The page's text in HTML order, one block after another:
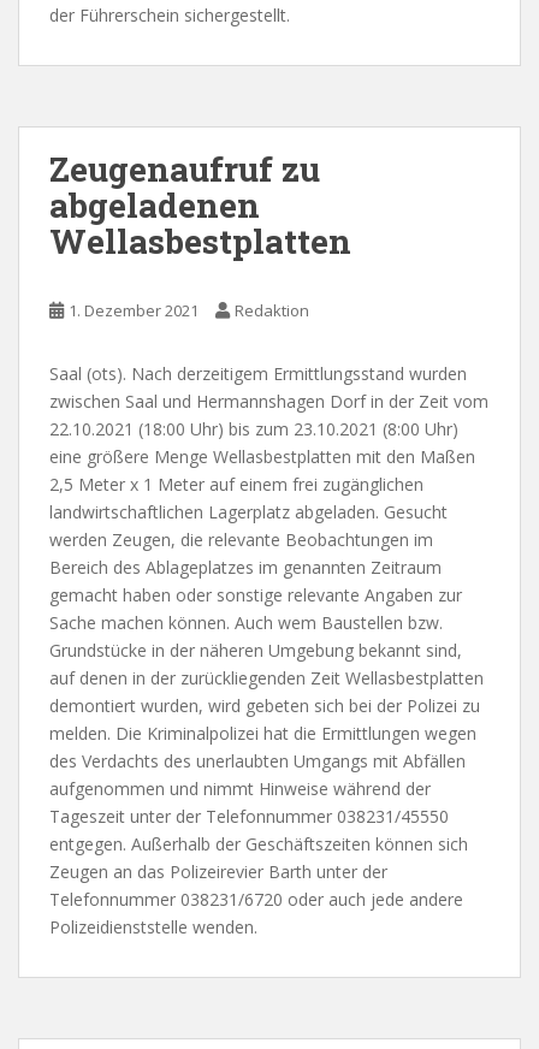
der Führerschein sichergestellt.
Zeugenaufruf zu
abgeladenen
Wellasbestplatten
1. Dezember 2021 Redaktion
Saal (ots). Nach derzeitigem Ermittlungsstand wurden
zwischen Saal und Hermannshagen Dorf in der Zeit vom
22.10.2021 (18:00 Uhr) bis zum 23.10.2021 (8:00 Uhr)
eine größere Menge Wellasbestplatten mit den Maßen
2,5 Meter x 1 Meter auf einem frei zugänglichen
landwirtschaftlichen Lagerplatz abgeladen. Gesucht
werden Zeugen, die relevante Beobachtungen im
Bereich des Ablageplatzes im genannten Zeitraum
gemacht haben oder sonstige relevante Angaben zur
Sache machen können. Auch wem Baustellen bzw.
Grundstücke in der näheren Umgebung bekannt sind,
auf denen in der zurückliegenden Zeit Wellasbestplatten
demontiert wurden, wird gebeten sich bei der Polizei zu
melden. Die Kriminalpolizei hat die Ermittlungen wegen
des Verdachts des unerlaubten Umgangs mit Abfällen
aufgenommen und nimmt Hinweise während der
Tageszeit unter der Telefonnummer 038231/45550
entgegen. Außerhalb der Geschäftszeiten können sich
Zeugen an das Polizeirevier Barth unter der
Telefonnummer 038231/6720 oder auch jede andere
Polizeidienststelle wenden.